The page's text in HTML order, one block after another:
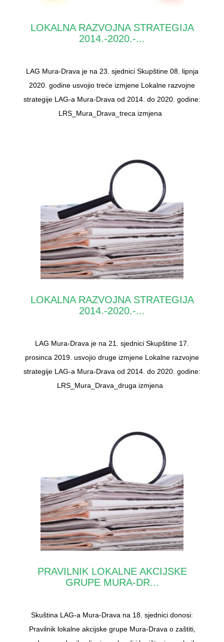
LOKALNA RAZVOJNA STRATEGIJA
2014.-2020.-...
LAG Mura-Drava je na 23. sjednici Skupštine 08. lipnja
2020. godine usvojio treće izmjene Lokalne razvojne
strategije LAG-a Mura-Drava od 2014. do 2020. godine:
LRS_Mura_Drava_treca izmjena
LOKALNA RAZVOJNA STRATEGIJA
2014.-2020.-...
LAG Mura-Drava je na 21. sjednici Skupštine 17.
prosinca 2019. usvojio druge izmjene Lokalne razvojne
strategije LAG-a Mura-Drava od 2014. do 2020. godine:
LRS_Mura_Drava_druga izmjena
PRAVILNIK LOKALNE AKCIJSKE
GRUPE MURA-DR...
Skuština LAG-a Mura-Drava na 18. sjednici donosi:
Pravilnik lokalne akcijske grupe Mura-Drava o zaštiti,